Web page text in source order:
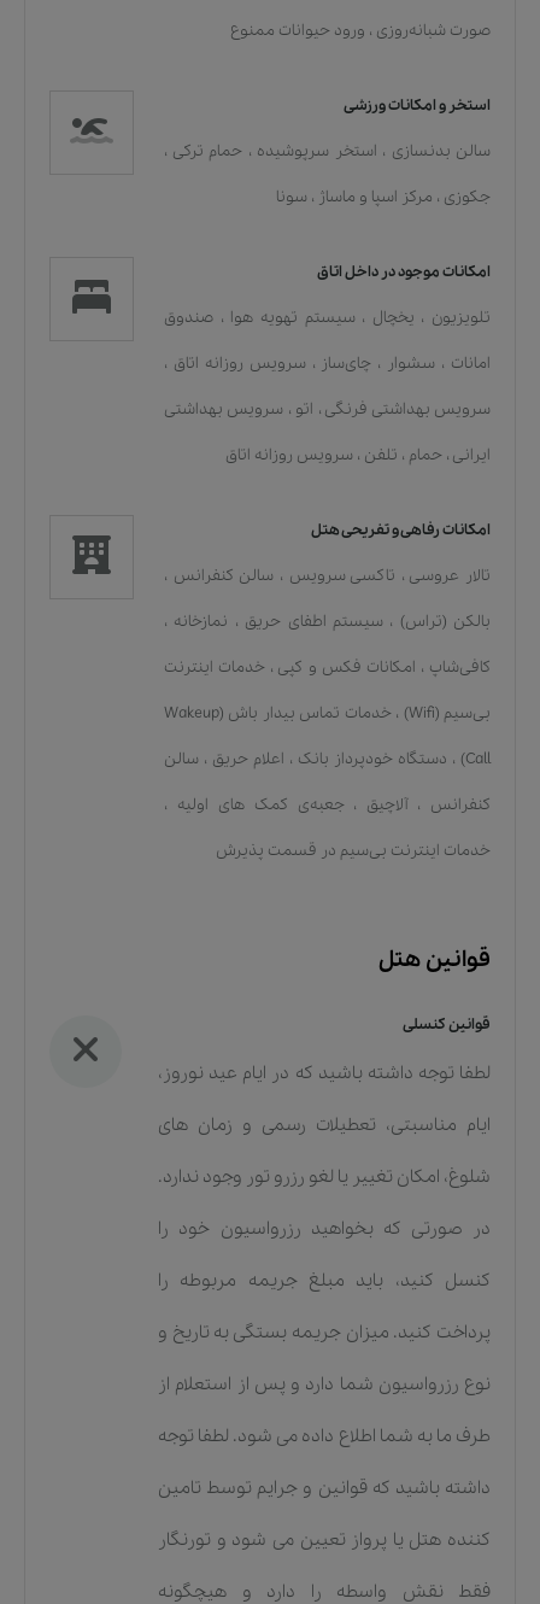
صورت شبانه‌روزی ، ورود حیوانات ممنوع
استخر و امکانات ورزشی
سالن بدنسازی ، استخر سرپوشیده ، حمام ترکی ،
جکوزی ، مرکز اسپا و ماساژ ، سونا
امکانات موجود در داخل اتاق
تلویزیون ، یخچال ، سیستم تهویه هوا ، صندوق
امانات ، سشوار ، چای‌ساز ، سرویس روزانه اتاق ،
سرویس بهداشتی فرنگی ، اتو ، سرویس بهداشتی
ایرانی ، حمام ، تلفن ، سرویس روزانه اتاق
امکانات رفاهی و تفریحی هتل
تالار عروسی ، تاکسی سرویس ، سالن کنفرانس ،
بالکن (تراس) ، سیستم اطفای حریق ، نمازخانه ،
کافی‌شاپ ، امکانات فکس و کپی ، خدمات اينترنت
بی‌سیم (Wifi)
،
خدمات تماس بیدار باش (Wakeup
Call) ، دستگاه خودپرداز بانک ، اعلام حریق ، سالن
کنفرانس ، آلاچیق ، جعبه‌ی کمک های اولیه ،
خدمات اينترنت بی‌سیم در قسمت پذیرش
قوانین هتل
قوانین کنسلی
لطفا توجه داشته باشید که در ایام عید نوروز،
ایام مناسبتی، تعطیلات رسمی و زمان های
شلوغ، امکان تغییر یا لغو رزرو تور وجود ندارد.
در صورتی که بخواهید رزرواسیون خود را
کنسل کنید، باید مبلغ جریمه مربوطه را
پرداخت کنید. میزان جریمه بستگی به تاریخ و
نوع رزرواسیون شما دارد و پس از استعلام از
طرف ما به شما اطلاع داده می شود. لطفا توجه
داشته باشید که قوانین و جرایم توسط تامین
کننده هتل یا پرواز تعیین می شود و تورنگار
فقط نقش واسطه را دارد و هیچگونه